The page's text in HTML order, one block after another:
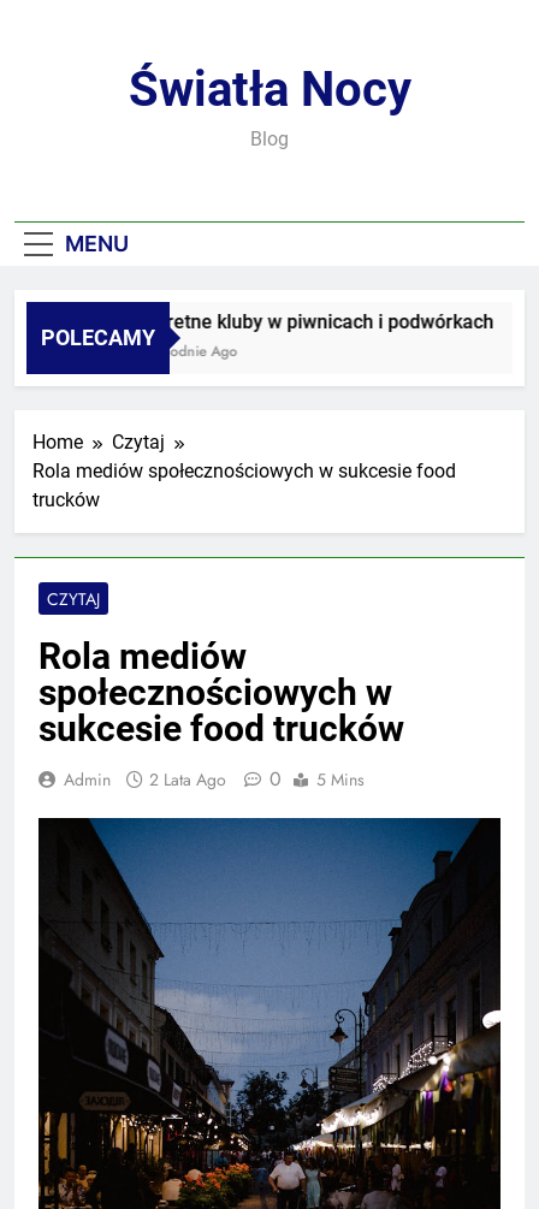
Światła Nocy
Blog
MENU
POLECAMY
Sekretne kluby w piwnicach i podwórkach
3 Tygodnie Ago
Home
Czytaj
Rola mediów społecznościowych w sukcesie food
trucków
CZYTAJ
Rola mediów
społecznościowych w
sukcesie food trucków
Admin 2 Lata Ago 0 5 Mins